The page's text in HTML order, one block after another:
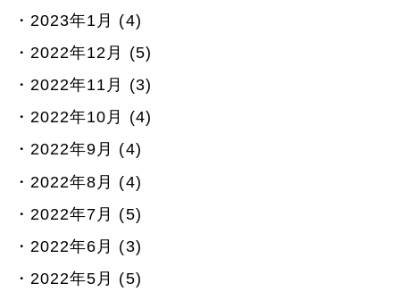
2023年1月 (4)
2022年12月 (5)
2022年11月 (3)
2022年10月 (4)
2022年9月 (4)
2022年8月 (4)
2022年7月 (5)
2022年6月 (3)
2022年5月 (5)